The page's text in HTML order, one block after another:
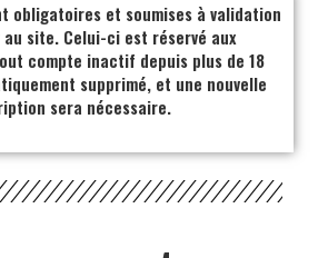
obligatoires et soumises à validation
site. Celui-ci est réservé aux
compte inactif depuis plus de 18
supprimé, et une nouvelle
sera nécessaire.